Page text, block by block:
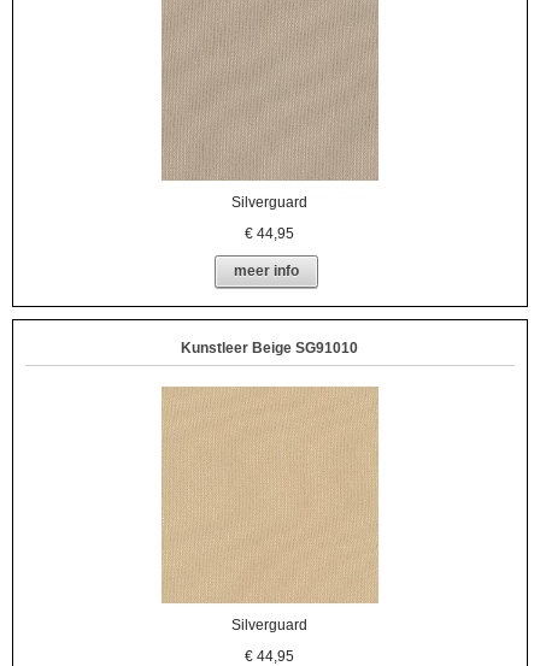
Silverguard
€44,95
meer info
Kunstleer Beige SG91010
Silverguard
€44,95